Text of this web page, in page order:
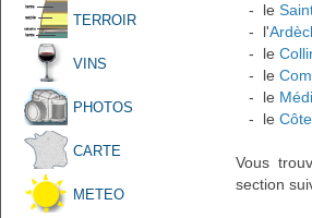
TERROIR
VINS
PHOTOS
CARTE
METEO
- le
- l'
- le
- le
- le
- le
Vous
section